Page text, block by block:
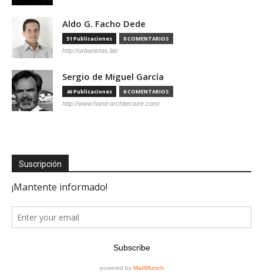
Aldo G. Facho Dede
51 Publicaciones 0 COMENTARIOS
http://urbanistas.lat/
Sergio de Miguel García
46 Publicaciones 0 COMENTARIOS
http://www.hand-architecture.com/
Suscripción